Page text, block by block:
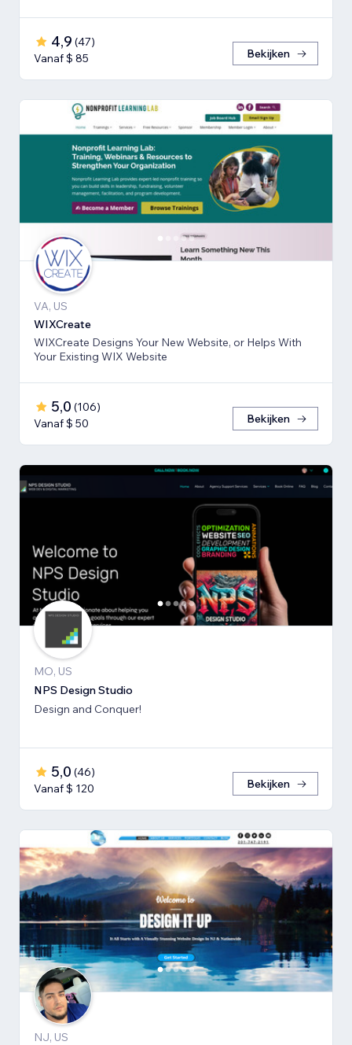
4,9 (47)
Vanaf $ 85
Bekijken
VA, US
WIXCreate
WIXCreate Designs Your New Website, or Helps With
Your Existing WIX Website
5,0 (106)
Vanaf $ 50
Bekijken
MO, US
NPS Design Studio
Design and Conquer!
5,0 (46)
Vanaf $ 120
Bekijken
NJ, US